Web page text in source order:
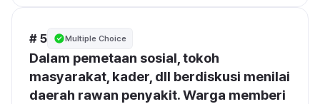
# 5 Multiple Choice
Dalam pemetaan sosial, tokoh
masyarakat, kader, dll berdiskusi menilai
daerah rawan penyakit. Warga memberi